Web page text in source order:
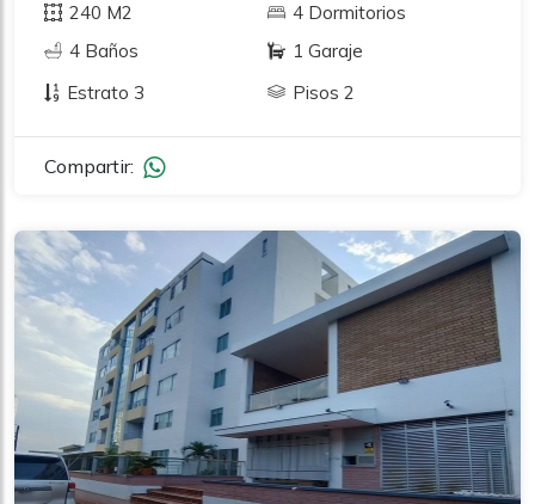
240 M2
4 Dormitorios
4 Baños
1 Garaje
Estrato 3
Pisos 2
Compartir: